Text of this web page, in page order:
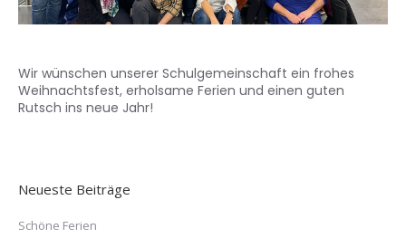
Wir wünschen unserer Schulgemeinschaft ein frohes
Weihnachtsfest, erholsame Ferien und einen guten
Rutsch ins neue Jahr!
Neueste Beiträge
Schöne Ferien